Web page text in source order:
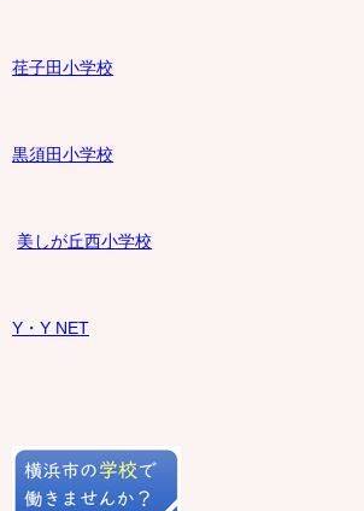
荏子田小学校
黒須田小学校
美しが丘西小学校
Y・Y NET